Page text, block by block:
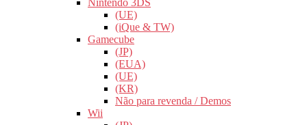
Nintendo 3DS
(UE)
(iQue & TW)
Gamecube
(JP)
(EUA)
(UE)
(KR)
Não para revenda / Demos
Wii